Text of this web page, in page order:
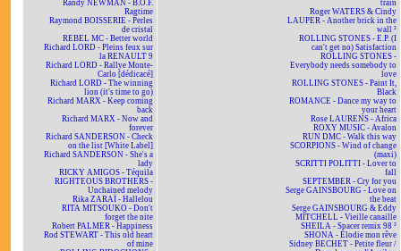
Randy NEWMAN - B.O.F.
Ragtime
Raymond BOISSERIE - Perles
de cristal
REBEL MC - Better world
Richard LORD - Pleins feux sur
la RENAULT 9
Richard LORD - Rallye Monte-
Carlo [dédicacé]
Richard LORD - The winning
lion (it's time to go)
Richard MARX - Keep coming
back
Richard MARX - Now and
forever
Richard SANDERSON - Check
on the list [White Label]
Richard SANDERSON - She's a
lady
RICKY AMIGOS - Téquila
RIGHTEOUS BROTHERS -
Unchained melody
Rika ZARAÏ - Hallelou
RITA MITSOUKO - Don't
forget the nite
Robert PALMER - Happiness
Rod STEWART - This old heart
of mine
train
Roger WATERS & Cindy
LAUPER - Another brick in the
wall ²
ROLLING STONES - E.P. (I
can't get no) Satisfaction
ROLLING STONES -
Everybody needs somebody to
love
ROLLING STONES - Paint It,
Black
ROMANCE - Dance my way to
your heart
Rose LAURENS - Africa
ROXY MUSIC - Avalon
RUN DMC - Walk this way
SCORPIONS - Wind of change
(maxi)
SCRITTI POLITTI - Lover to
fall
SEPTEMBER - Cry for you
Serge GAINSBOURG - Love on
the beat
Serge GAINSBOURG & Eddy
MITCHELL - Vieille canaille
SHEILA - Spacer remix 98 ²
SHONA - Elodie mon rêve
Sidney BECHET - Petite fleur /